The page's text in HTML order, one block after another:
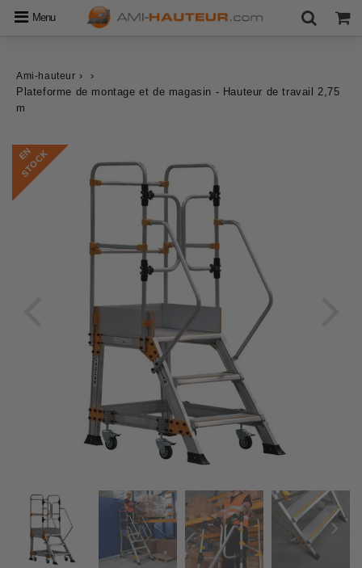
Menu
Ami-hauteur ›
›
Plateforme de montage et de magasin - Hauteur de travail 2,75
m
E
N
S
T
O
C
K